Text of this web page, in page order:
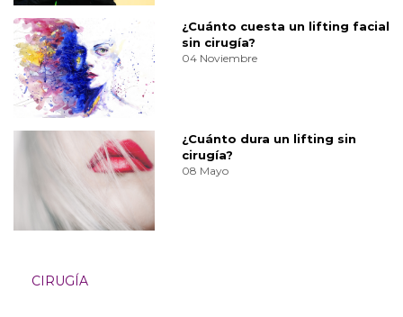
¿Cuánto cuesta un lifting facial
sin cirugía?
04 Noviembre
¿Cuánto dura un lifting sin
cirugía?
08 Mayo
CIRUGÍA